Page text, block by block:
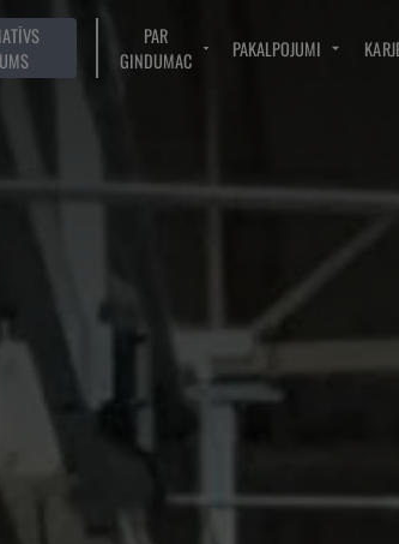
PAR
GINDUMAC
PAKALPOJUMI